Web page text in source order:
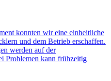
konnten wir eine einheitliche
und dem Betrieb erschaffen.
werden auf der
Problemen kann frühzeitig